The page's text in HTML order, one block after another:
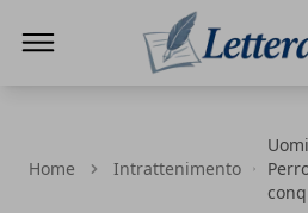
Home Intrattenimento